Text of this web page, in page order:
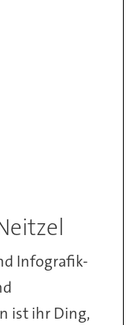
Infografik-
ist ihr Ding,